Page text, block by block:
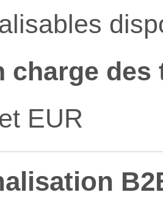
charge des
EUR